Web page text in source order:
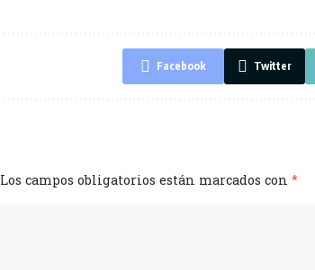
Facebook Twitter
Los campos obligatorios están marcados con *